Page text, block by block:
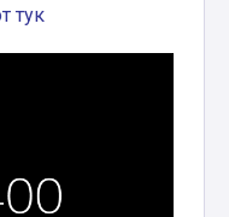
тук